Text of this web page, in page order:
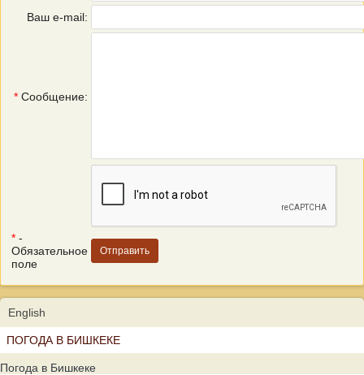
Ваш e-mail:
* Сообщение:
* -
Обязательное
поле
English
ПОГОДА В БИШКЕКЕ
Погода в Бишкеке